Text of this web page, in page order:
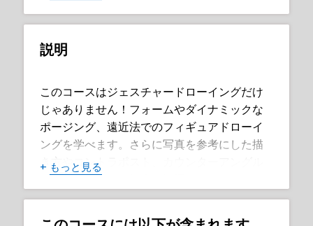
説明
このコースはジェスチャードローイングだけ
じゃありません！フォームやダイナミックな
ポージング、遠近法でのフィギュアドローイ
ングを学べます。さらに写真を参考にした描
き方やコントラポスト、カウンターアングル
といったクールな概念を深堀りします。
+ もっと見る